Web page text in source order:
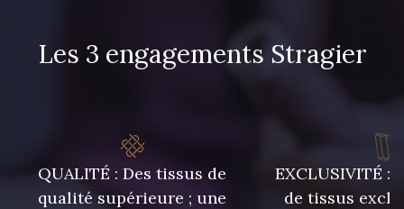
Les 3 engagements Stragier
QUALITÉ : Des tissus de
qualité supérieure ; une
EXCLUSIVITÉ :
de tissus